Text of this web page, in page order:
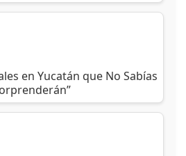
en Yucatán que No Sabías